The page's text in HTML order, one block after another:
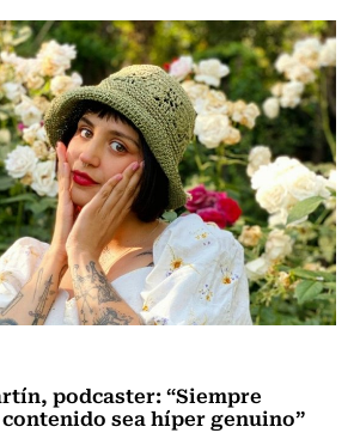
podcaster: “Siempre
sea híper genuino”